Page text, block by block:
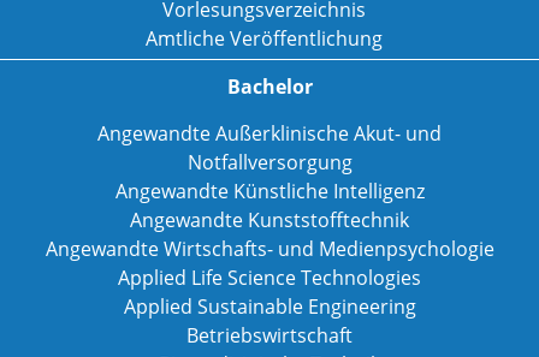
Vorlesungsverzeichnis
Amtliche Veröffentlichung
Bachelor
Angewandte Außerklinische Akut- und
Notfallversorgung
Angewandte Künstliche Intelligenz
Angewandte Kunststofftechnik
Angewandte Wirtschafts- und Medienpsychologie
Applied Life Science Technologies
Applied Sustainable Engineering
Betriebswirtschaft